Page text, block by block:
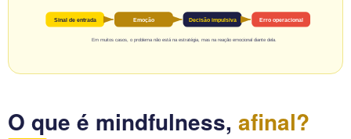
Sinal de entrada Emoção Decisão impulsiva Erro operacional
Em muitos casos, o problema não está na estratégia, mas na reação emocional diante dela.
O que é mindfulness, afinal?